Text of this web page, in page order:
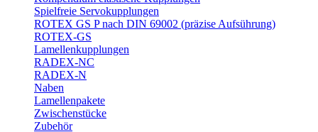
Spielfreie Servokupplungen
ROTEX GS P nach DIN 69002 (präzise Aufsührung)
ROTEX-GS
Lamellenkupplungen
RADEX-NC
RADEX-N
Naben
Lamellenpakete
Zwischenstücke
Zubehör